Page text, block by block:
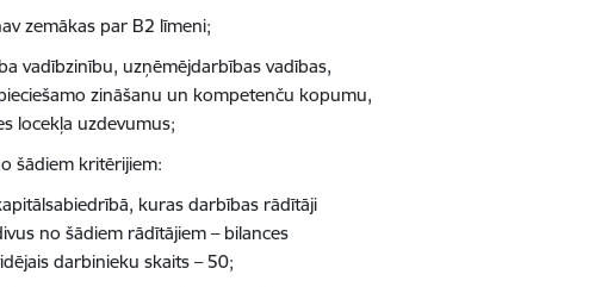
zemākas par B2 līmeni;
vadībzinību, uzņēmējdarbības vadības,
zināšanu un kompetenču kopumu,
locekļa uzdevumus;
šādiem kritērijiem:
kuras darbības rādītāji
no šādiem rādītājiem – bilances
darbinieku skaits – 50;